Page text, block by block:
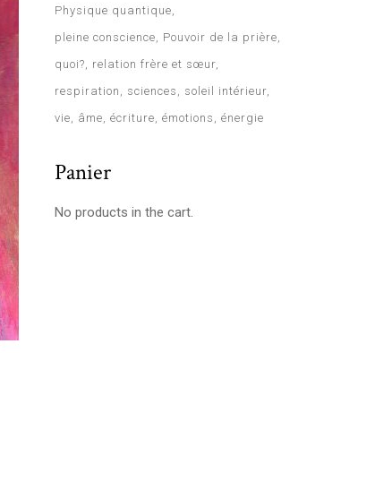
Physique quantique
pleine conscience
Pouvoir de la prière
quoi?
relation frère et sœur
respiration
sciences
soleil intérieur
vie
âme écriture émotions énergie
Panier
No products in the cart.